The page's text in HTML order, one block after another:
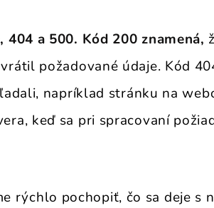
a 500. Kód 200 znamená,
požadované údaje. Kód
napríklad stránku na
keď sa pri spracovaní
rýchlo pochopiť, čo sa deje s